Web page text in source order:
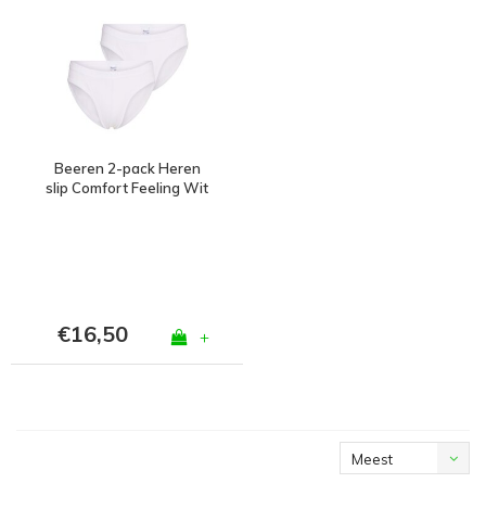
Beeren 2-pack Heren
slip Comfort Feeling Wit
€16,50 +
Meest